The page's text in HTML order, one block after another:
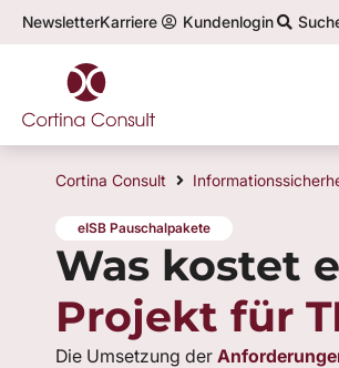
NewsletterKarriere Kundenlogin
Top-Themen in der Informationssicherheit:
Cortina Consult
eISB Pauschalpakete
Was kostet
Projekt für
Die Umsetzung der